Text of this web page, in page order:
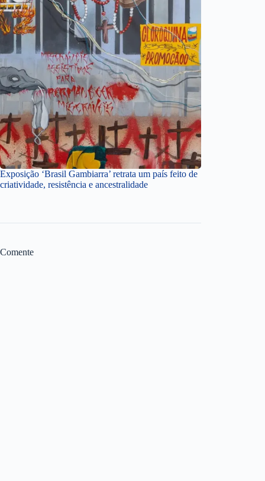
Exposição ‘Brasil Gambiarra’ retrata um país feito de
criatividade, resistência e ancestralidade
Comente